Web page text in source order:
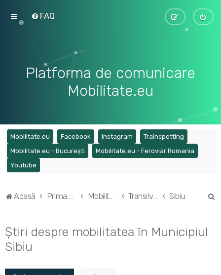
FAQ
Platforma de comunicare
Mobilitate.eu
Mobilitate.eu (Opens a new tab)
Facebook (Opens a new tab)
Instagram (Opens a new tab)
Trainspotting
Mobilitate.eu - București (Opens a new tab)
Mobilitate.eu - Feroviar Romania
Youtube
Acasă Prima pagină Mobilitatea în regiunile din România Transilvania Sibiu
Știri despre mobilitatea în Municipiul
Sibiu